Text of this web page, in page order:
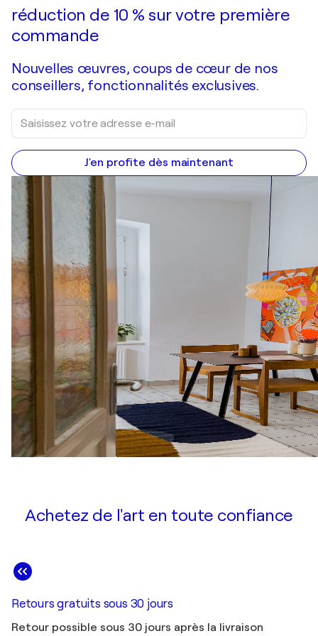
réduction de 10 % sur votre première
commande
Nouvelles œuvres, coups de cœur de nos
conseillers, fonctionnalités exclusives.
J'en profite dès maintenant
Achetez de l'art en toute confiance
Retours gratuits sous 30 jours
Retour possible sous 30 jours après la livraison